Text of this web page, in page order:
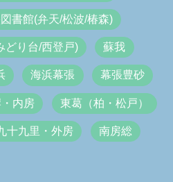
書館(弁天/松波/椿森)
どり台/西登戸) 蘇我
海浜幕張 幕張豊砂
内房 東葛（柏・松戸）
十九里・外房 南房総